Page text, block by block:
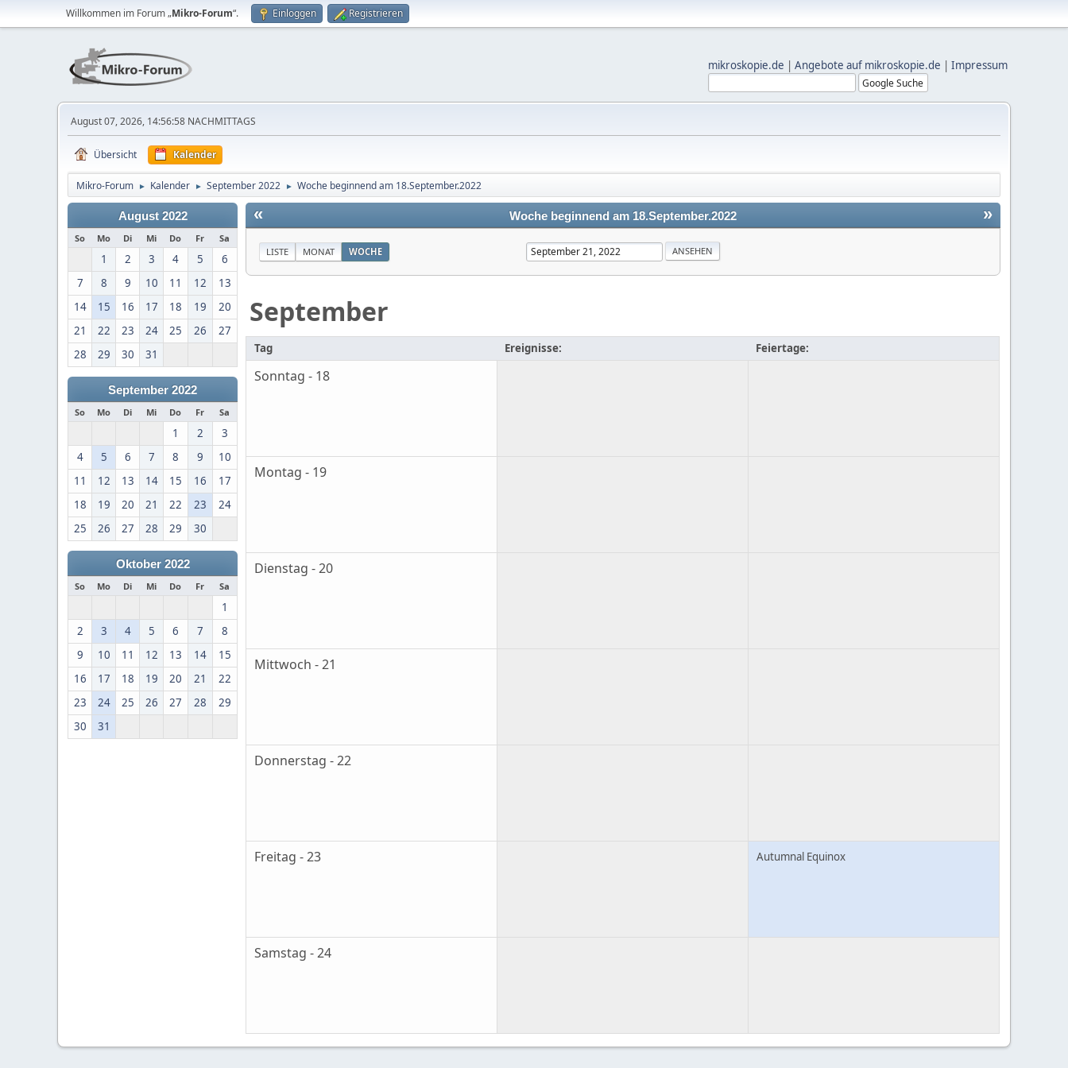
Willkommen im Forum „Mikro-Forum“. Einloggen Registrieren
mikroskopie.de | Angebote auf mikroskopie.de | Impressum
August 07, 2026, 14:56:58 NACHMITTAGS
Übersicht Kalender
Mikro-Forum ► Kalender ► September 2022 ► Woche beginnend am 18.September.2022
August 2022
So Mo Di Mi Do Fr Sa
1 2 3 4 5
6
7
8 9 10 11 12
13
14
15 16 17 18 19
20
21
22 23 24 25 26
27
28
29 30 31
September 2022
So Mo Di Mi Do Fr Sa
1 2
3
4
5 6 7 8 9
10
11
12 13 14 15 16
17
18
19 20 21 22 23
24
25
26 27 28 29 30
Oktober 2022
So Mo Di Mi Do Fr Sa
1
2
3 4 5 6 7
8
9
10 11 12 13 14
15
16
17 18 19 20 21
22
23
24 25 26 27 28
29
30
31
« »
Woche beginnend am 18.September.2022
LISTE MONAT WOCHE
September
Tag Ereignisse: Feiertage:
Sonntag - 18
Montag - 19
Dienstag - 20
Mittwoch - 21
Donnerstag - 22
Freitag - 23 Autumnal Equinox
Samstag - 24